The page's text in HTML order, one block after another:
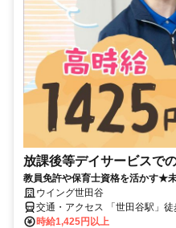
放課後等デイサービスで
教員免許や保育士資格を活かす★
ウイング世田谷
交通・アクセス 「世田谷駅」徒
時給1,425円以上